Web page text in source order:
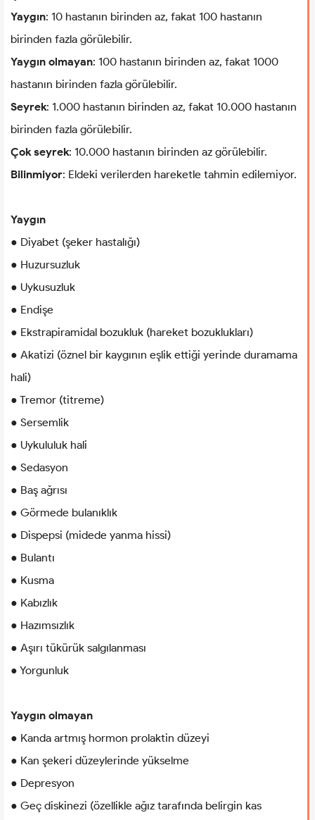
Yaygın: 10 hastanın birinden az, fakat 100 hastanın
birinden fazla görülebilir.
Yaygın olmayan: 100 hastanın birinden az, fakat 1000
hastanın birinden fazla görülebilir.
Seyrek: 1.000 hastanın birinden az, fakat 10.000 hastanın
birinden fazla görülebilir.
Çok seyrek: 10.000 hastanın birinden az görülebilir.
Bilinmiyor: Eldeki verilerden hareketle tahmin edilemiyor.
Yaygın
● Diyabet (şeker hastalığı)
● Huzursuzluk
● Uykusuzluk
● Endişe
● Ekstrapiramidal bozukluk (hareket bozuklukları)
● Akatizi (öznel bir kaygının eşlik ettiği yerinde duramama
hali)
● Tremor (titreme)
● Sersemlik
● Uykululuk hali
● Sedasyon
● Baş ağrısı
● Görmede bulanıklık
● Dispepsi (midede yanma hissi)
● Bulantı
● Kusma
● Kabızlık
● Hazımsızlık
● Aşırı tükürük salgılanması
● Yorgunluk
Yaygın olmayan
● Kanda artmış hormon prolaktin düzeyi
● Kan şekeri düzeylerinde yükselme
● Depresyon
● Geç diskinezi (özellikle ağız tarafında belirgin kas